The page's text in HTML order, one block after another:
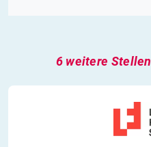
6 weitere Stellen